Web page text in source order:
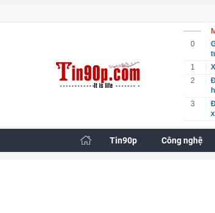
0
1
2
3
4
5
6
Tin90p Công nghệ